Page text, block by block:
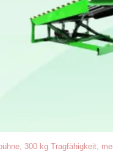
300 kg Tragfähigkeit,